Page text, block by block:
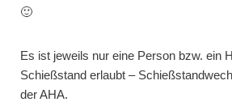
🙂
Es ist jeweils nur eine Person bzw. ein
Schießstand erlaubt –
der AHA.